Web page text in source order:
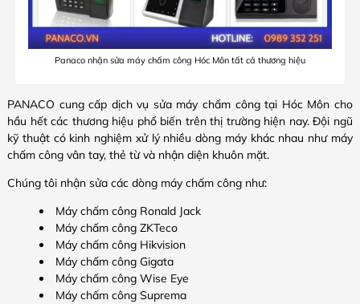
Panaco nhận sửa máy chấm công Hóc Môn tất cả thương hiệu
PANACO cung cấp dịch vụ sửa máy chấm công tại Hóc Môn cho
hầu hết các thương hiệu phổ biến trên thị trường hiện nay. Đội ngũ
kỹ thuật có kinh nghiệm xử lý nhiều dòng máy khác nhau như máy
chấm công vân tay, thẻ từ và nhận diện khuôn mặt.
Chúng tôi nhận sửa các dòng máy chấm công như:
Máy chấm công Ronald Jack
Máy chấm công ZKTeco
Máy chấm công Hikvision
Máy chấm công Gigata
Máy chấm công Wise Eye
Máy chấm công Suprema